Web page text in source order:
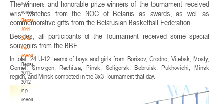
гг.р.
(юноши)
Первенство
2011-
2012
гг.р.
(юноши)
Первенство
2011-
2012
гг.р.
(юноши)
The winners and honorable prize-winners of the tournament received
wrist watches from the NOC of Belarus as awards, as well as
commemorative gifts from the Belarusian Basketball Federation.
Besides, all participants of the Tournament received some special
souvenirs from the BBF.
In total, 24 U-12 teams of boys and girls from Borisov, Grodno, Vitebsk, Mosty,
Gomel, Smorgon, Rechitsa, Pinsk, Soligorsk, Bobruisk, Pukhovichi, Minsk
region, and Minsk competed in the 3x3 Tournament that day.